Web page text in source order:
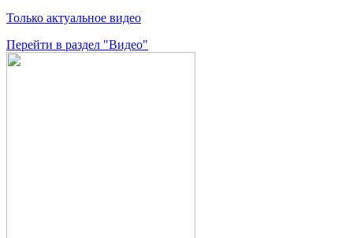
Только актуальное видео
Перейти в раздел "Видео"